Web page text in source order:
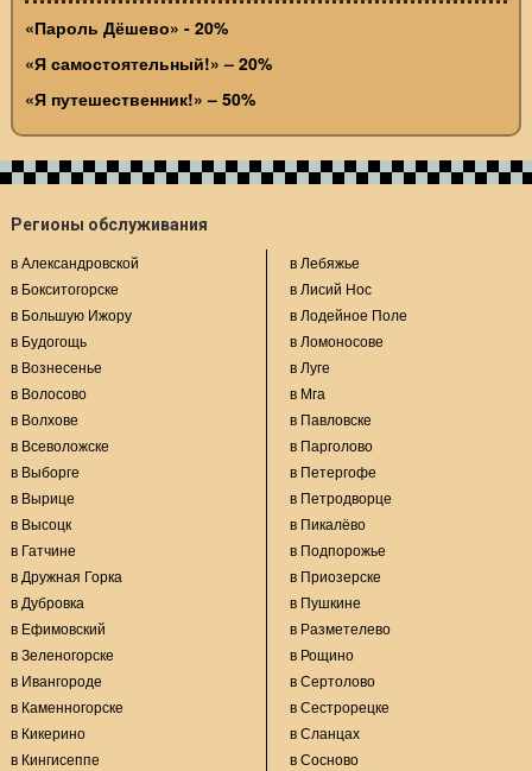
«Пароль Дёшево» - 20%
«Я самостоятельный!» – 20%
«Я путешественник!» – 50%
Регионы обслуживания
в Александровской
в Бокситогорске
в Большую Ижору
в Будогощь
в Вознесенье
в Волосово
в Волхове
в Всеволожске
в Выборге
в Вырице
в Высоцк
в Гатчине
в Дружная Горка
в Дубровка
в Ефимовский
в Зеленогорске
в Ивангороде
в Каменногорске
в Кикерино
в Кингисеппе
в Лебяжье
в Лисий Нос
в Лодейное Поле
в Ломоносове
в Луге
в Мга
в Павловске
в Парголово
в Петергофе
в Петродворце
в Пикалёво
в Подпорожье
в Приозерске
в Пушкине
в Разметелево
в Рощино
в Сертолово
в Сестрорецке
в Сланцах
в Сосново